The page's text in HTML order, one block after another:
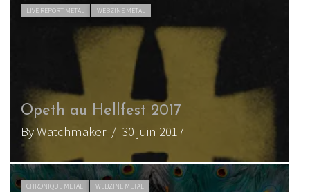
LIVE REPORT METAL WEBZINE METAL
Opeth au Hellfest 2017
By Watchmaker/ 30 juin 2017
CHRONIQUE METAL WEBZINE METAL